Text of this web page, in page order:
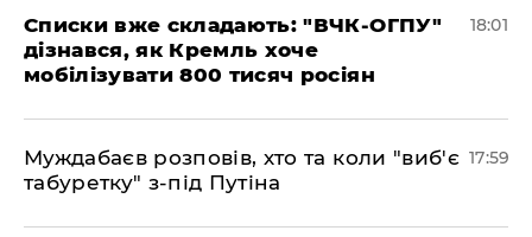
Списки вже складають: "ВЧК-ОГПУ"
дізнався, як Кремль хоче
мобілізувати 800 тисяч росіян
18:01
Муждабаєв розповів, хто та коли "виб'є
табуретку" з-під Путіна
17:59